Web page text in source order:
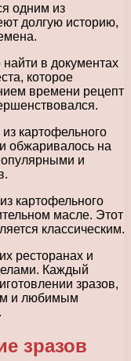
одним из
долгую историю,
в документах
которое
времени рецепт
картофельного
обжаривалось на
и
картофельного
масле. Этот
классическим.
ресторанах и
Каждый
зразов,
и любимым
зразов